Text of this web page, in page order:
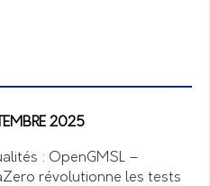
2025
: OpenGMSL –
révolutionne les tests